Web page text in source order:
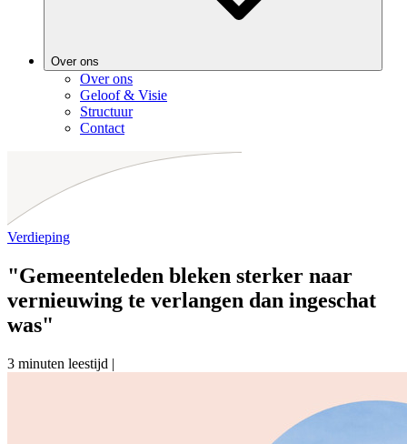
Over ons
Over ons
Geloof & Visie
Structuur
Contact
Verdieping
"Gemeenteleden bleken sterker naar
vernieuwing te verlangen dan ingeschat
was"
3 minuten leestijd |